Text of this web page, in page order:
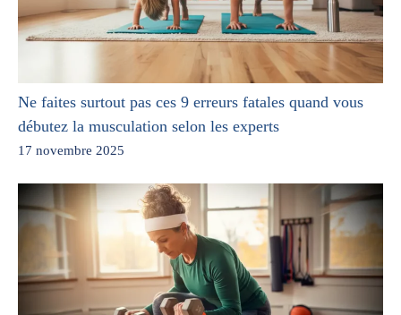
Ne faites surtout pas ces 9 erreurs fatales quand vous
débutez la musculation selon les experts
17 novembre 2025